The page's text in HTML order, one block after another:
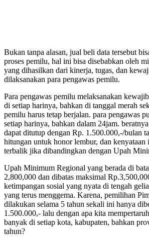
Bukan tanpa alasan, jual beli data tersebut
proses pemilu, hal ini bisa disebabkan oleh
yang dihasilkan dari kinerja, tugas, dan
dilaksanakan para pengawas pemilu.
Para pengawas pemilu melaksanakan
di setiap harinya, bahkan di tanggal merah
pemilu harus tetap berjalan. para pengawas
setiap harinya, bahkan dalam 24jam.
dapat ditutup dengan Rp. 1.500.000,-/bulan
hitungan untuk honor lembur, dan kenyataan
terbalik jika dibandingkan dengan Upah
Upah Minimum Regional yang berada di
2,800,000 dan dibatas maksimal
ketimpangan sosial yang nyata di tengah
yang terus menggema. Karena, pemilihan
dilakukan selama 5 tahun sekali ini hanya
1.500.000,- lalu dengan apa kita
banyak di setiap kota, kabupaten, bahkan
tahun?